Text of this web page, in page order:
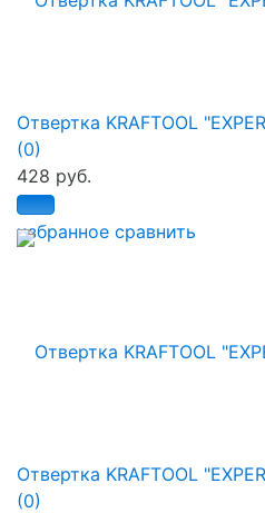
избранное сравнить
Отвертка KRAFTOOL
(0)
428 руб.
Отвертка KRAFTOOL
(0)